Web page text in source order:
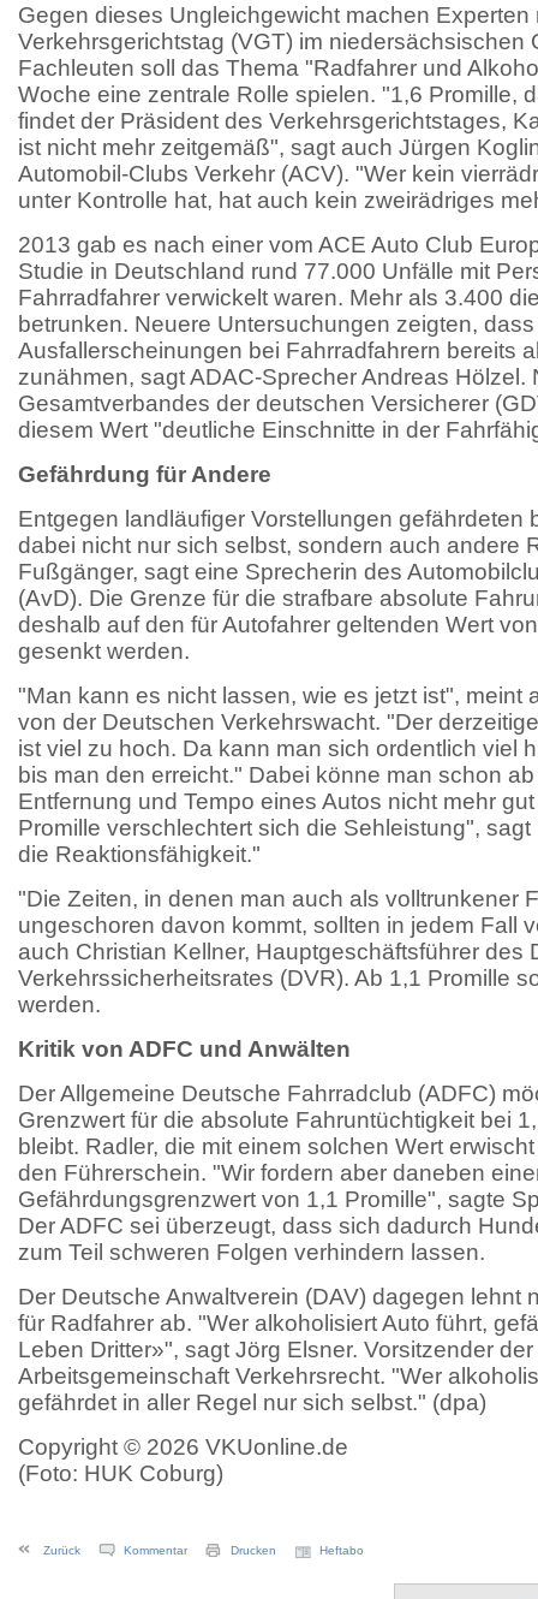
Gegen dieses Ungleichgewicht machen Experten
Verkehrsgerichtstag (VGT) im niedersächsischen
Fachleuten soll das Thema "Radfahrer und
Woche eine zentrale Rolle spielen. "1,6 Promille,
findet der Präsident des Verkehrsgerichtstages,
ist nicht mehr zeitgemäß", sagt auch Jürgen
Automobil-Clubs Verkehr (ACV). "Wer kein
unter Kontrolle hat, hat auch kein zweirädriges
2013 gab es nach einer vom ACE Auto Club
Studie in Deutschland rund 77.000 Unfälle mit
Fahrradfahrer verwickelt waren. Mehr als 3.400
betrunken. Neuere Untersuchungen zeigten,
Ausfallerscheinungen bei Fahrradfahrern bereits
zunähmen, sagt ADAC-Sprecher Andreas Hölzel.
Gesamtverbandes der deutschen Versicherer
diesem Wert "deutliche Einschnitte in der
Gefährdung für Andere
Entgegen landläufiger Vorstellungen gefährdeten
dabei nicht nur sich selbst, sondern auch andere
Fußgänger, sagt eine Sprecherin des
(AvD). Die Grenze für die strafbare absolute
deshalb auf den für Autofahrer geltenden Wert
gesenkt werden.
"Man kann es nicht lassen, wie es jetzt ist", meint
von der Deutschen Verkehrswacht. "Der
ist viel zu hoch. Da kann man sich ordentlich viel
bis man den erreicht." Dabei könne man schon
Entfernung und Tempo eines Autos nicht mehr
Promille verschlechtert sich die Sehleistung",
die Reaktionsfähigkeit."
"Die Zeiten, in denen man auch als volltrunkener
ungeschoren davon kommt, sollten in jedem Fall
auch Christian Kellner, Hauptgeschäftsführer des
Verkehrssicherheitsrates (DVR). Ab 1,1 Promille
werden.
Kritik von ADFC und Anwälten
Der Allgemeine Deutsche Fahrradclub (ADFC)
Grenzwert für die absolute Fahruntüchtigkeit bei
bleibt. Radler, die mit einem solchen Wert
den Führerschein. "Wir fordern aber daneben
Gefährdungsgrenzwert von 1,1 Promille", sagte
Der ADFC sei überzeugt, dass sich dadurch
zum Teil schweren Folgen verhindern lassen.
Der Deutsche Anwaltverein (DAV) dagegen lehnt
für Radfahrer ab. "Wer alkoholisiert Auto führt,
Leben Dritter»", sagt Jörg Elsner. Vorsitzender der
Arbeitsgemeinschaft Verkehrsrecht. "Wer
gefährdet in aller Regel nur sich selbst." (dpa)
Copyright © 2026 VKUonline.de
(Foto: HUK Coburg)
Zurück Kommentar Drucken Heftabo